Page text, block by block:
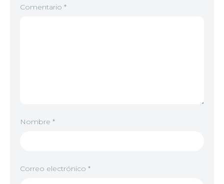
Comentario *
Nombre *
Correo electrónico *